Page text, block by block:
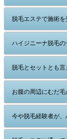
脱毛エステで施術
ハイジニーナ脱毛
脱毛とセットとも
お腹の周辺にむだ
今や脱毛経験者が